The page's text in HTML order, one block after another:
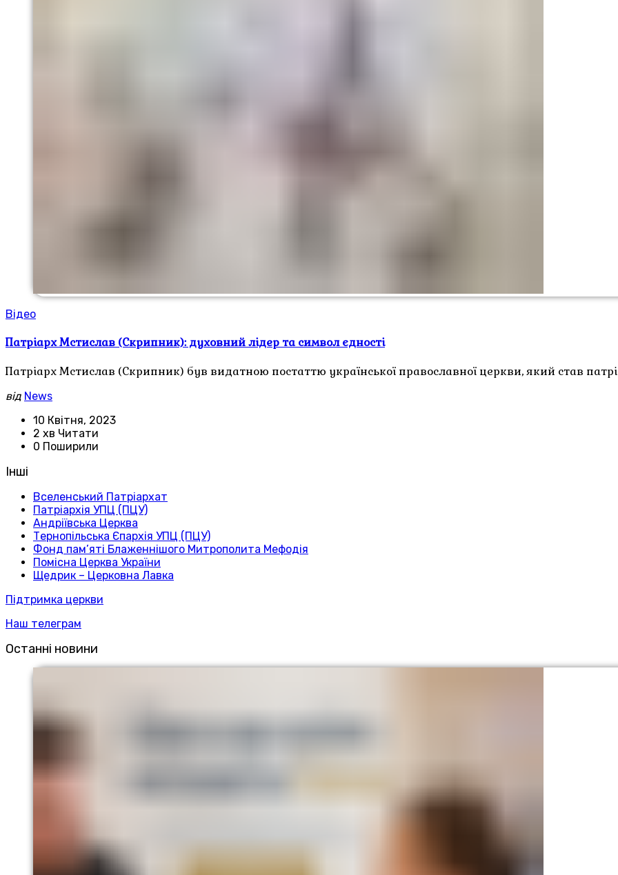
Відео
Патріарх Мстислав (Скрипник): духовний лідер та символ єдності
Патріарх Мстислав (Скрипник) був видатною постаттю української православної церкви, який став
від News
10 Квітня, 2023
2 хв Читати
0 Поширили
Інші
Вселенський Патріархат
Патріархія УПЦ (ПЦУ)
Андріївська Церква
Тернопільська Єпархія УПЦ (ПЦУ)
Фонд пам’яті Блаженнішого Митрополита Мефодія
Помісна Церква України
Щедрик – Церковна Лавка
Підтримка церкви
Наш телеграм
Останні новини